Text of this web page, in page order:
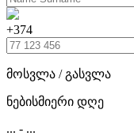
+374
მოსვლა / გასვლა
ნებისმიერი დღე
... - ...